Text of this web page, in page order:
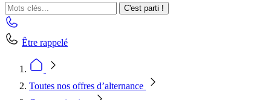
C'est parti !
Être rappelé
Toutes nos offres d’alternance